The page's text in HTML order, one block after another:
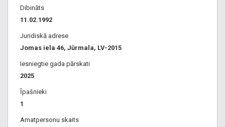
Dibināts
11.02.1992
Juridiskā adrese
Jomas iela 46, Jūrmala, LV-2015
Iesniegtie gada pārskati
2025
Īpašnieki
1
Amatpersonu skaits